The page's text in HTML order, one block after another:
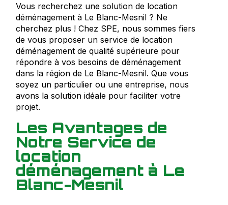
Vous recherchez une solution de location
déménagement à Le Blanc-Mesnil ? Ne
cherchez plus ! Chez SPE, nous sommes fiers
de vous proposer un service de location
déménagement de qualité supérieure pour
répondre à vos besoins de déménagement
dans la région de Le Blanc-Mesnil. Que vous
soyez un particulier ou une entreprise, nous
avons la solution idéale pour faciliter votre
projet.
Les Avantages de
Notre Service de
location
déménagement à Le
Blanc-Mesnil